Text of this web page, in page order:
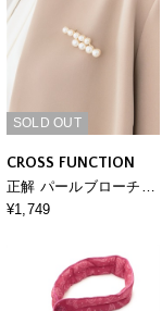
SOLD OUT
CROSS FUNCTION
正解 パールブローチ
【CF/クロスファンクシ
¥1,749